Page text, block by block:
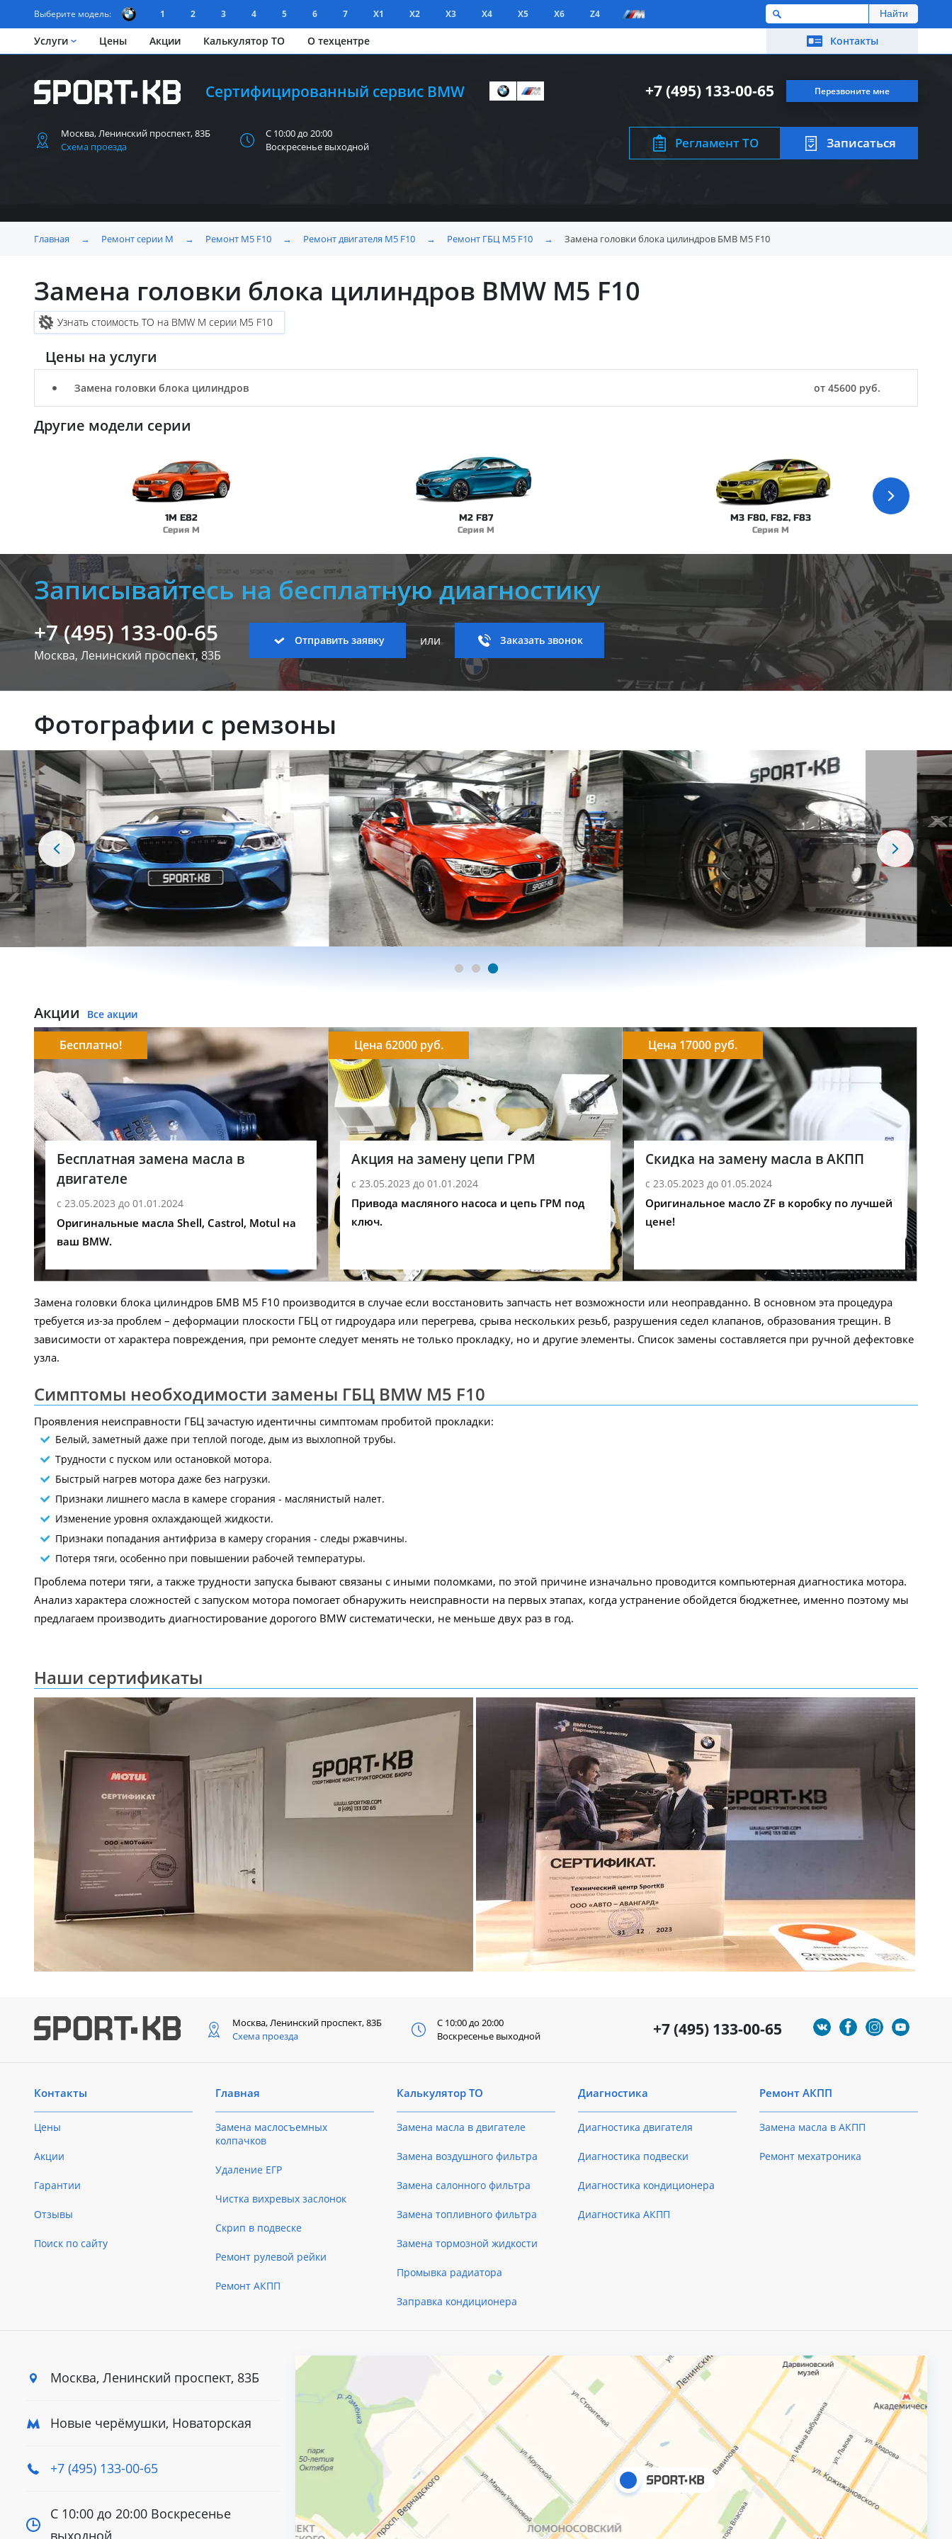
Выберите модель: 1 2 3 4 5 6 7 X1 X2 X3 X4 X5 X6 Z4
Услуги Цены Акции Калькулятор ТО О техцентре Контакты
Сертифицированный сервис BMW Перезвоните мне
+7 (495) 133-00-65
Москва, Ленинский проспект, 83Б
Схема проезда
С 10:00 до 20:00
Воскресенье выходной
Регламент ТО Записаться
Главная → Ремонт серии M → Ремонт M5 F10 → Ремонт двигателя M5 F10 → Ремонт ГБЦ M5 F10 → Замена головки блока цилиндров БМВ M5 F10
Замена головки блока цилиндров BMW M5 F10
Узнать стоимость ТО на BMW M серии M5 F10
Цены на услуги
Замена головки блока цилиндров от 45600 руб.
Другие модели серии
1M E82
Серия M
M2 F87
Серия M
M3 F80, F82, F83
Серия M
Записывайтесь на бесплатную диагностику
+7 (495) 133-00-65
Москва, Ленинский проспект, 83Б
Отправить заявку или Заказать звонок
Фотографии с ремзоны
Акции Все акции
Бесплатная замена масла в
двигателе
с 23.05.2023 до 01.01.2024
Бесплатно!
Оригинальные масла Shell, Castrol, Motul на
ваш BMW.
Акция на замену цепи ГРМ
с 23.05.2023 до 01.01.2024
Цена 62000 руб.
Привода масляного насоса и цепь ГРМ под
ключ.
Скидка на замену масла в АКПП
с 23.05.2023 до 01.05.2024
Цена 17000 руб.
Оригинальное масло ZF в коробку по лучшей
цене!
Замена головки блока цилиндров БМВ M5 F10 производится в случае если восстановить запчасть нет возможности или неоправданно. В основном эта процедура
требуется из-за проблем – деформации плоскости ГБЦ от гидроудара или перегрева, срыва нескольких резьб, разрушения седел клапанов, образования трещин. В
зависимости от характера повреждения, при ремонте следует менять не только прокладку, но и другие элементы. Список замены составляется при ручной дефектовке
узла.
Симптомы необходимости замены ГБЦ BMW M5 F10
Проявления неисправности ГБЦ зачастую идентичны симптомам пробитой прокладки:
Белый, заметный даже при теплой погоде, дым из выхлопной трубы.
Трудности с пуском или остановкой мотора.
Быстрый нагрев мотора даже без нагрузки.
Признаки лишнего масла в камере сгорания - маслянистый налет.
Изменение уровня охлаждающей жидкости.
Признаки попадания антифриза в камеру сгорания - следы ржавчины.
Потеря тяги, особенно при повышении рабочей температуры.
Проблема потери тяги, а также трудности запуска бывают связаны с иными поломками, по этой причине изначально проводится компьютерная диагностика мотора.
Анализ характера сложностей с запуском мотора помогает обнаружить неисправности на первых этапах, когда устранение обойдется бюджетнее, именно поэтому мы
предлагаем производить диагностирование дорогого BMW систематически, не меньше двух раз в год.
Наши сертификаты
+7 (495) 133-00-65
Москва, Ленинский проспект, 83Б
Схема проезда
С 10:00 до 20:00
Воскресенье выходной
Контакты
Цены
Акции
Гарантии
Отзывы
Поиск по сайту
Главная
Замена маслосъемных
колпачков
Удаление ЕГР
Чистка вихревых заслонок
Скрип в подвеске
Ремонт рулевой рейки
Ремонт АКПП
Калькулятор ТО
Замена масла в двигателе
Замена воздушного фильтра
Замена салонного фильтра
Замена топливного фильтра
Замена тормозной жидкости
Промывка радиатора
Заправка кондиционера
Диагностика
Диагностика двигателя
Диагностика подвески
Диагностика кондиционера
Диагностика АКПП
Ремонт АКПП
Замена масла в АКПП
Ремонт мехатроника
Москва, Ленинский проспект, 83Б
Новые черёмушки, Новаторская
+7 (495) 133-00-65
С 10:00 до 20:00 Воскресенье
выходной